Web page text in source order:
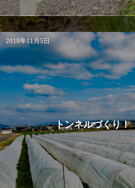
2018年11月5日
トンネルづくり！